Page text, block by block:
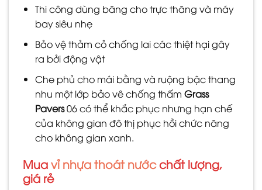
Thi công dùng băng cho trực thăng và máy
bay siêu nhẹ
Bảo vệ thảm cỏ chống lai các thiệt hại gây
ra bởi động vật
Che phủ cho mái bằng và ruộng bậc thang
nhu một lớp bảo vê chống thấm Grass
Pavers06 có thể khắc phục nhưng hạn chế
của không gian đô thị phục hồi chức năng
cho không gian xanh.
Muavỉ nhựa thoát nướcchất lượng,
giá rẻ